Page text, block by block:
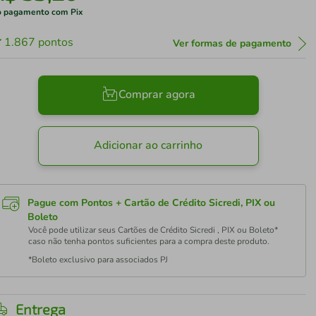
pagamento com Pix
1.867 pontos Ver formas de pagamento
Comprar agora
Adicionar ao carrinho
Pague com Pontos + Cartão de Crédito Sicredi, PIX ou
Boleto
Você pode utilizar seus Cartões de Crédito Sicredi , PIX ou Boleto*
caso não tenha pontos suficientes para a compra deste produto.
*Boleto exclusivo para associados PJ
Entrega